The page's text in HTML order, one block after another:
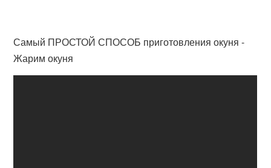
Самый ПРОСТОЙ СПОСОБ приготовления окуня -
Жарим окуня